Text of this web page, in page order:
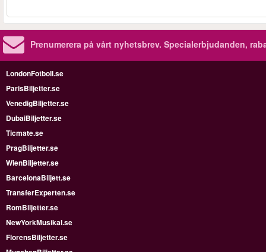
Prenumerera på vårt nyhetsbrev. Specialerbjudanden,
LondonFotboll.se
ParisBiljetter.se
VenedigBiljetter.se
DubaiBiljetter.se
Ticmate.se
PragBiljetter.se
WienBiljetter.se
BarcelonaBiljett.se
TransferExperten.se
RomBiljetter.se
NewYorkMusikal.se
FlorensBiljetter.se